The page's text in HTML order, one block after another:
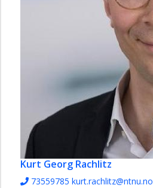
Kurt Georg Rachlitz
73559785 kurt.rachlitz@ntnu.no